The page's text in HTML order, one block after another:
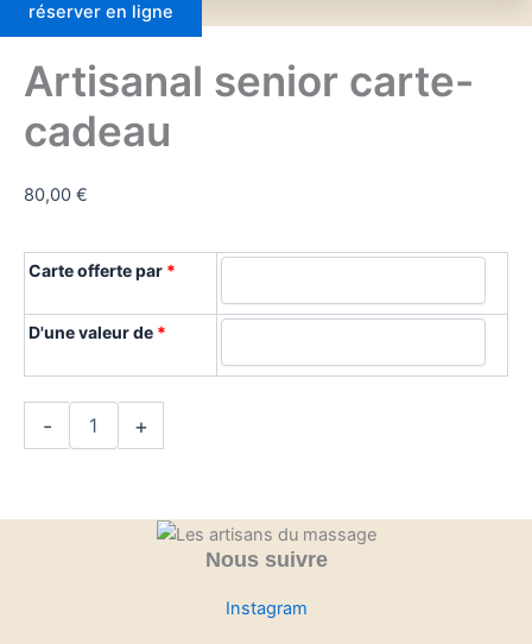
réserver en ligne
Artisanal senior carte-
cadeau
80,00 €
Carte offerte par *
D'une valeur de *
- +
Nous suivre
Instagram